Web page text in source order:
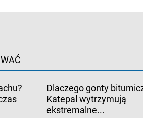
Dlaczego gonty
Katepal wytrzymują
ekstremalne...